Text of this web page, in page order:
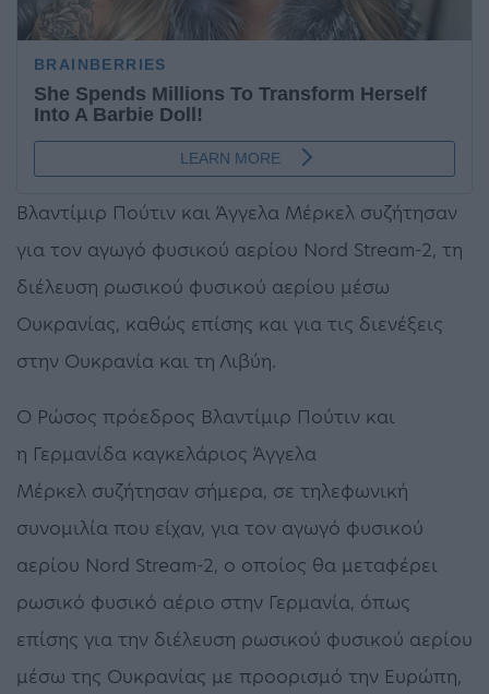
Βλαντίμιρ Πούτιν και Άγγελα Μέρκελ συζήτησαν
για τον αγωγό φυσικού αερίου Nord Stream-2, τη
διέλευση ρωσικού φυσικού αερίου μέσω
Ουκρανίας, καθώς επίσης και για τις διενέξεις
στην Ουκρανία και τη Λιβύη.
Ο Ρώσος πρόεδρος Βλαντίμιρ Πούτιν και
η Γερμανίδα καγκελάριος Άγγελα
Μέρκελ συζήτησαν σήμερα, σε τηλεφωνική
συνομιλία που είχαν, για τον αγωγό φυσικού
αερίου Nord Stream-2, ο οποίος θα μεταφέρει
ρωσικό φυσικό αέριο στην Γερμανία, όπως
επίσης για την διέλευση ρωσικού φυσικού αερίου
μέσω της Ουκρανίας με προορισμό την Ευρώπη,